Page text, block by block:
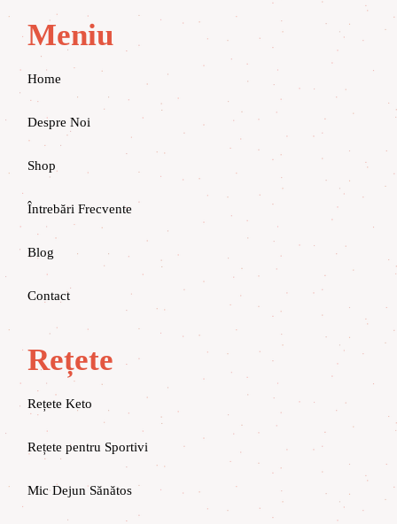
Meniu
Home
Despre Noi
Shop
Întrebări Frecvente
Blog
Contact
Rețete
Rețete Keto
Rețete pentru Sportivi
Mic Dejun Sănătos